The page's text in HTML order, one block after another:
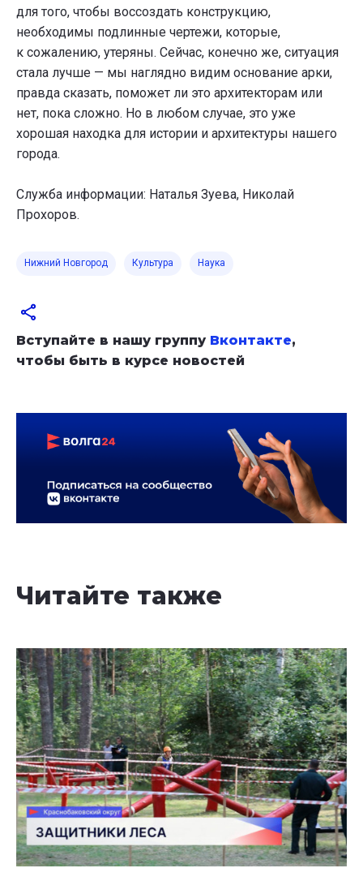
для того, чтобы воссоздать конструкцию,
необходимы подлинные чертежи, которые,
к сожалению, утеряны. Сейчас, конечно же, ситуация
стала лучше — мы наглядно видим основание арки,
правда сказать, поможет ли это архитекторам или
нет, пока сложно. Но в любом случае, это уже
хорошая находка для истории и архитектуры нашего
города.
Служба информации: Наталья Зуева, Николай
Прохоров.
Нижний Новгород Культура Наука
Вступайте в нашу группу Вконтакте,
чтобы быть в курсе новостей
Читайте также